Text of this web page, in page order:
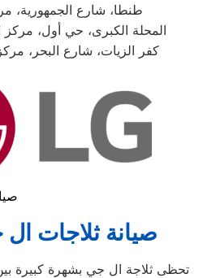
طنطا، شارع الجمهورية،
المحلة الكبرى، حي أول، مركز
كفر الزيات، شارع البحر،
صيانة ثلاجات
تحظى ثلاجة ال جي بشهرة كبيرة بين